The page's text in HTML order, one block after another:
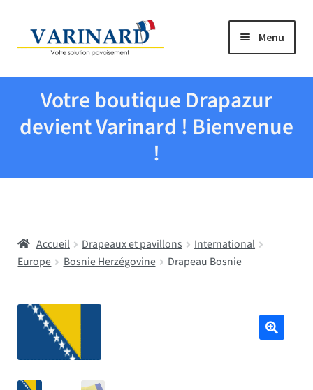
Aller à la navigation
Aller au contenu Menu
Tous les produits
Drapeaux et pavillons
Écoles
Mâts
Votre boutique Drapazur
devient Varinard ! Bienvenue
!
Accueil Drapeaux et pavillons
International
Europe
Bosnie Herzégovine Drapeau Bosnie